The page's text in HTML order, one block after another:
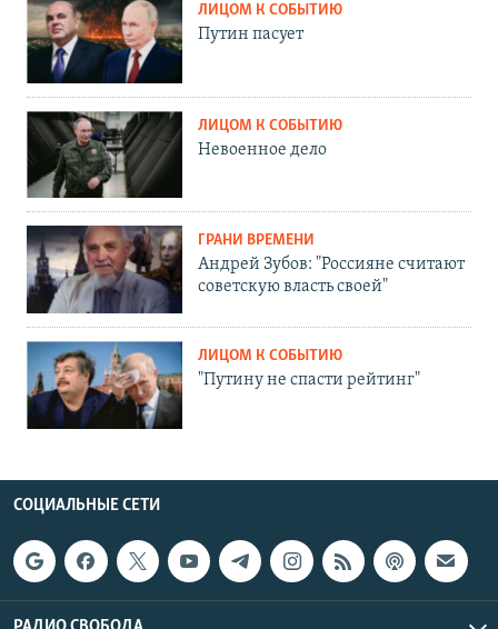
ЛИЦОМ К СОБЫТИЮ
Путин пасует
ЛИЦОМ К СОБЫТИЮ
Невоенное дело
ГРАНИ ВРЕМЕНИ
Андрей Зубов: "Россияне считают
советскую власть своей"
ЛИЦОМ К СОБЫТИЮ
"Путину не спасти рейтинг"
СОЦИАЛЬНЫЕ СЕТИ